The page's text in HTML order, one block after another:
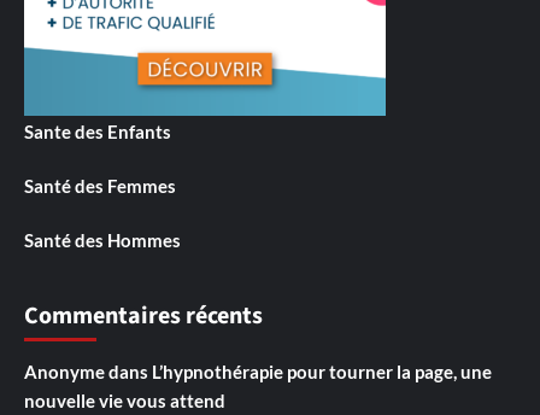
Sante des Enfants
Santé des Femmes
Santé des Hommes
Commentaires récents
Anonymedans L’hypnothérapie pour tourner la page, une
nouvelle vie vous attend